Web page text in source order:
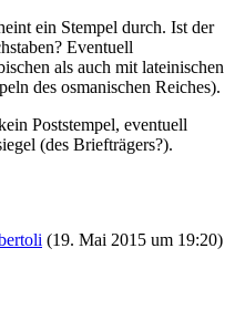
ein Stempel durch. Ist der
Eventuell
als auch mit lateinischen
des osmanischen Reiches).
Poststempel, eventuell
(des Briefträgers?).
(19. Mai 2015 um 19:20)